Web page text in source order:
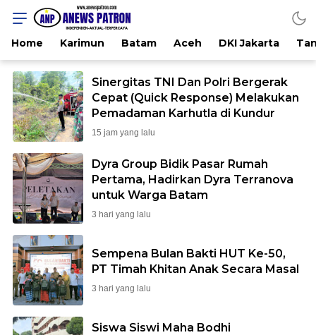
ANEWSPATRON.COM
Home Karimun Batam Aceh DKI Jakarta
Sinergitas TNI Dan Polri Bergerak
Cepat (Quick Response) Melakukan
Pemadaman Karhutla di Kundur
15 jam yang lalu
Dyra Group Bidik Pasar Rumah
Pertama, Hadirkan Dyra Terranova
untuk Warga Batam
3 hari yang lalu
Sempena Bulan Bakti HUT Ke-50,
PT Timah Khitan Anak Secara Masal
3 hari yang lalu
Siswa Siswi Maha Bodhi